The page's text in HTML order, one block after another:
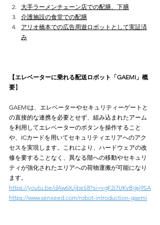
大手ラーメンチェーン店での配膳、下膳
介護施設の食堂での配膳
アリオ橋本での広告周遊ロボットとして実証済
み
【エレベーターに乗れる配送ロボット「GAEMI」概
要】
GAEMIは、エレベーターやセキュリティーゲートと
の直接的な連携を必要とせず、組み込まれたアーム
を利用してエレベーターのボタンを操作すること
や、ICカードを用いてセキュリティエリアへのアク
セスを実現します。これにより、ハードウェアの改
修を要することなく、異なる階への移動やセキュリ
ティが強化されたエリアへの荷物運搬が可能になり
ます。
https://youtu.be/dAw6XJjbeS8?si=vgF2i7UKvBgsj9SA
https://www.senxeed.com/robot-introduction-gaemi